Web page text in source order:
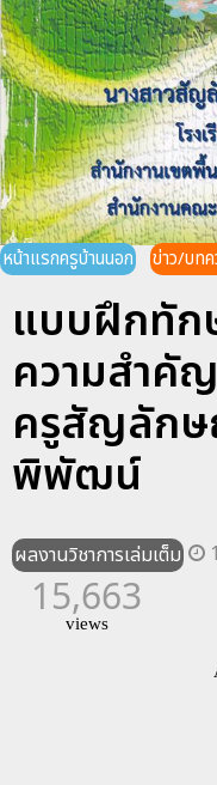
หน้าแรกครูบ้านนอก ข่าว/บท
แบบฝึกทัก
ความสำคั
ครูสัญลัก
พิพัฒน์
ผลงานวิชาการเล่มเต็ม
15,663
views